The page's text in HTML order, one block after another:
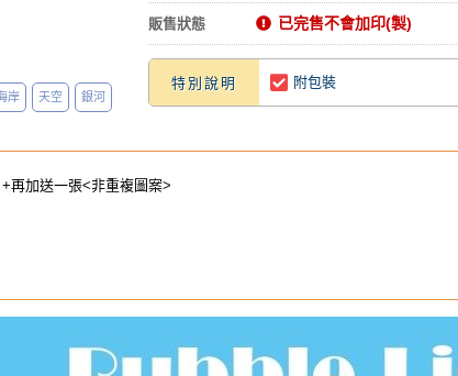
岸 天空 銀河
販售狀態 已完售不會加印(製)
特別說明 附包裝
再加送一張<非重複圖案>